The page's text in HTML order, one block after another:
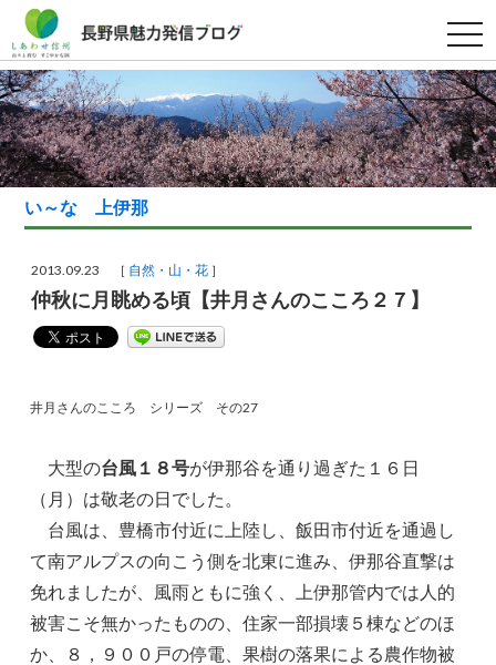
t
o
g
g
l
e
n
a
v
i
t
い～な 上伊那
2013.09.23 ［ 自然・山・花 ］
仲秋に月眺める頃【井月さんのこころ２７】
井月さんのこころ シリーズ その27
大型の台風１８号が伊那谷を通り過ぎた１６日
（月）は敬老の日でした。
台風は、豊橋市付近に上陸し、飯田市付近を通過し
て南アルプスの向こう側を北東に進み、伊那谷直撃は
免れましたが、風雨ともに強く、上伊那管内では人的
被害こそ無かったものの、住家一部損壊５棟などのほ
か、８，９００戸の停電、果樹の落果による農作物被